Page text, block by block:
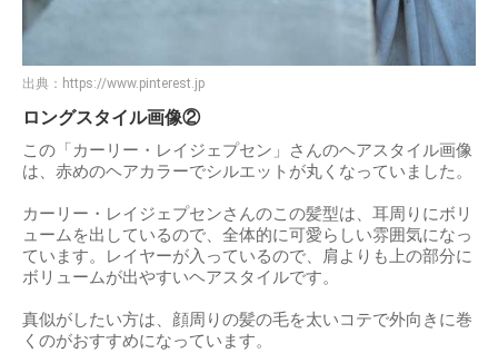
出典： https://www.pinterest.jp
ロングスタイル画像②
この「カーリー・レイジェプセン」さんのヘアスタイル画像
は、赤めのヘアカラーでシルエットが丸くなっていました。
カーリー・レイジェプセンさんのこの髪型は、耳周りにボリ
ュームを出しているので、全体的に可愛らしい雰囲気になっ
ています。レイヤーが入っているので、肩よりも上の部分に
ボリュームが出やすいヘアスタイルです。
真似がしたい方は、顔周りの髪の毛を太いコテで外向きに巻
くのがおすすめになっています。